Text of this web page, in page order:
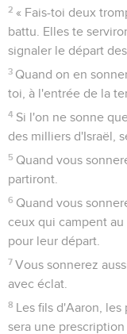
2 « Fais-toi deux
battu. Elles te
signaler le départ des
3 Quand on en
toi, à l'entrée de la
4 Si l'on ne sonne
des milliers d'Israël,
5 Quand vous
partiront.
6 Quand vous
ceux qui campent
pour leur départ.
7 Vous sonnerez
avec éclat.
8 Les fils d'Aaron,
sera une